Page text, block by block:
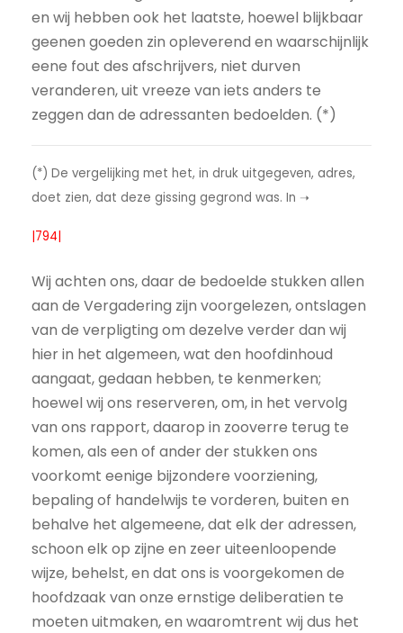
en wij hebben ook het laatste, hoewel blijkbaar
geenen goeden zin opleverend en waarschijnlijk
eene fout des afschrijvers, niet durven
veranderen, uit vreeze van iets anders te
zeggen dan de adressanten bedoelden. (*)
(*) De vergelijking met het, in druk uitgegeven, adres,
doet zien, dat deze gissing gegrond was. In ➝
|794|
Wij achten ons, daar de bedoelde stukken allen
aan de Vergadering zijn voorgelezen, ontslagen
van de verpligting om dezelve verder dan wij
hier in het algemeen, wat den hoofdinhoud
aangaat, gedaan hebben, te kenmerken;
hoewel wij ons reserveren, om, in het vervolg
van ons rapport, daarop in zooverre terug te
komen, als een of ander der stukken ons
voorkomt eenige bijzondere voorziening,
bepaling of handelwijs te vorderen, buiten en
behalve het algemeene, dat elk der adressen,
schoon elk op zijne en zeer uiteenloopende
wijze, behelst, en dat ons is voorgekomen de
hoofdzaak van onze ernstige deliberatien te
moeten uitmaken, en waaromtrent wij dus het